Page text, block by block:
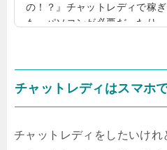
の！？』チャットレディで稼
も、パソコンが必要だったり
ンがなくてもスマホだけで稼
のです。しかも、スマホでメ
仕事を始めることができるの
チャットレディはスマホ
チャットレディをしたいけ